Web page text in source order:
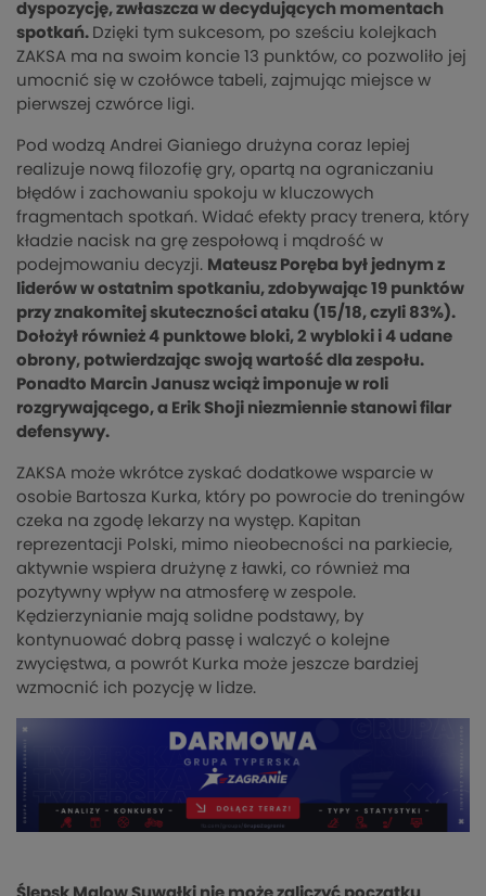
dyspozycję, zwłaszcza w decydujących momentach
spotkań. Dzięki tym sukcesom, po sześciu kolejkach
ZAKSA ma na swoim koncie 13 punktów, co pozwoliło jej
umocnić się w czołówce tabeli, zajmując miejsce w
pierwszej czwórce ligi.
Pod wodzą Andrei Gianiego drużyna coraz lepiej
realizuje nową filozofię gry, opartą na ograniczaniu
błędów i zachowaniu spokoju w kluczowych
fragmentach spotkań. Widać efekty pracy trenera, który
kładzie nacisk na grę zespołową i mądrość w
podejmowaniu decyzji. Mateusz Poręba był jednym z
liderów w ostatnim spotkaniu, zdobywając 19 punktów
przy znakomitej skuteczności ataku (15/18, czyli 83%).
Dołożył również 4 punktowe bloki, 2 wybloki i 4 udane
obrony, potwierdzając swoją wartość dla zespołu.
Ponadto Marcin Janusz wciąż imponuje w roli
rozgrywającego, a Erik Shoji niezmiennie stanowi filar
defensywy.
ZAKSA może wkrótce zyskać dodatkowe wsparcie w
osobie Bartosza Kurka, który po powrocie do treningów
czeka na zgodę lekarzy na występ. Kapitan
reprezentacji Polski, mimo nieobecności na parkiecie,
aktywnie wspiera drużynę z ławki, co również ma
pozytywny wpływ na atmosferę w zespole.
Kędzierzynianie mają solidne podstawy, by
kontynuować dobrą passę i walczyć o kolejne
zwycięstwa, a powrót Kurka może jeszcze bardziej
wzmocnić ich pozycję w lidze.